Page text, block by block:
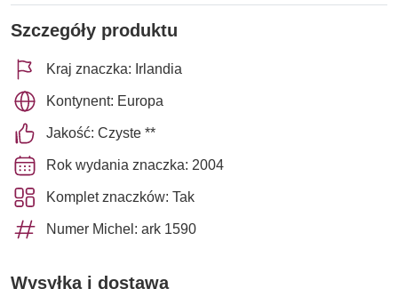
Szczegóły produktu
Kraj znaczka: Irlandia
Kontynent: Europa
Jakość: Czyste **
Rok wydania znaczka: 2004
Komplet znaczków: Tak
Numer Michel: ark 1590
Wysyłka i dostawa